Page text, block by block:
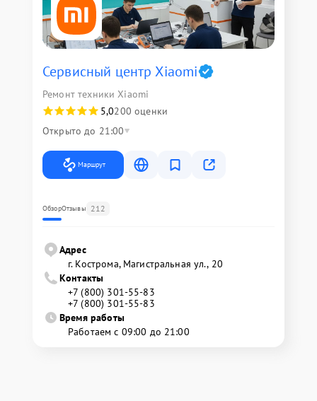
Сервисный центр Xiaomi
Ремонт техники Xiaomi
5,0200 оценки
Открыто до 21:00
Маршрут
ОбзорОтзывы 212
Адрес
г. Кострома, Магистральная ул., 20
Контакты
+7 (800) 301-55-83
+7 (800) 301-55-83
Время работы
Работаем с 09:00 до 21:00